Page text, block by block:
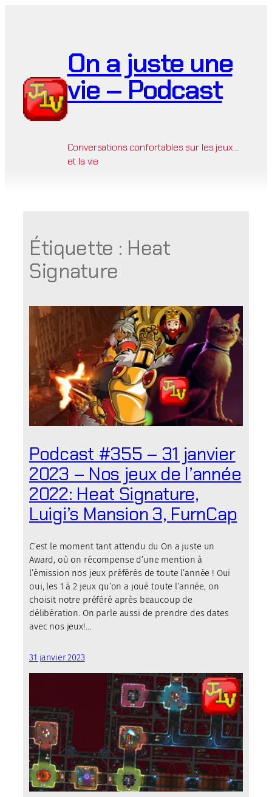
On a juste une
vie – Podcast
Conversations confortables sur les jeux…
et la vie
Étiquette : Heat
Signature
Podcast #355 – 31 janvier
2023 – Nos jeux de l’année
2022: Heat Signature,
Luigi’s Mansion 3, FurnCap
C’est le moment tant attendu du On a juste un
Award, où on récompense d’une mention à
l’émission nos jeux préférés de toute l’année ! Oui
oui, les 1 à 2 jeux qu’on a joué toute l’année, on
choisit notre préféré après beaucoup de
délibération. On parle aussi de prendre des dates
avec nos jeux!…
31 janvier 2023